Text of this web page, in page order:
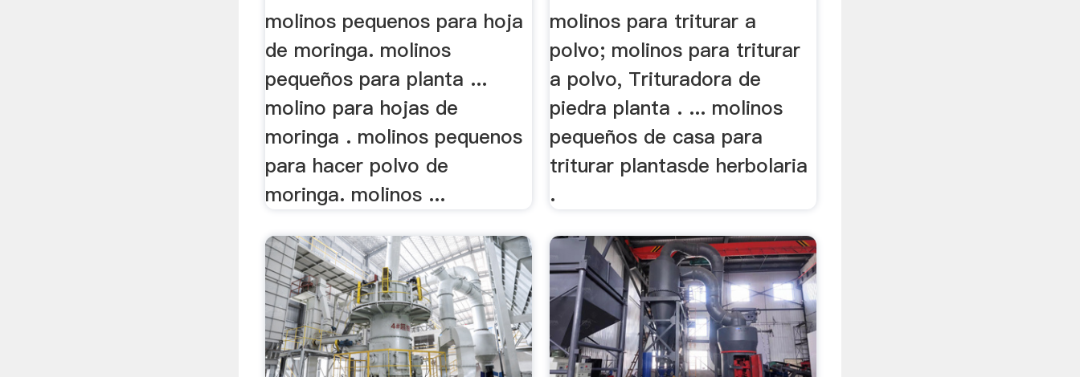
molinos pequenos para hoja
de moringa. molinos
pequeños para planta ...
molino para hojas de
moringa . molinos pequenos
para hacer polvo de
moringa. molinos ...
molinos para triturar a
polvo; molinos para triturar
a polvo, Trituradora de
piedra planta . ... molinos
pequeños de casa para
triturar plantasde herbolaria
.